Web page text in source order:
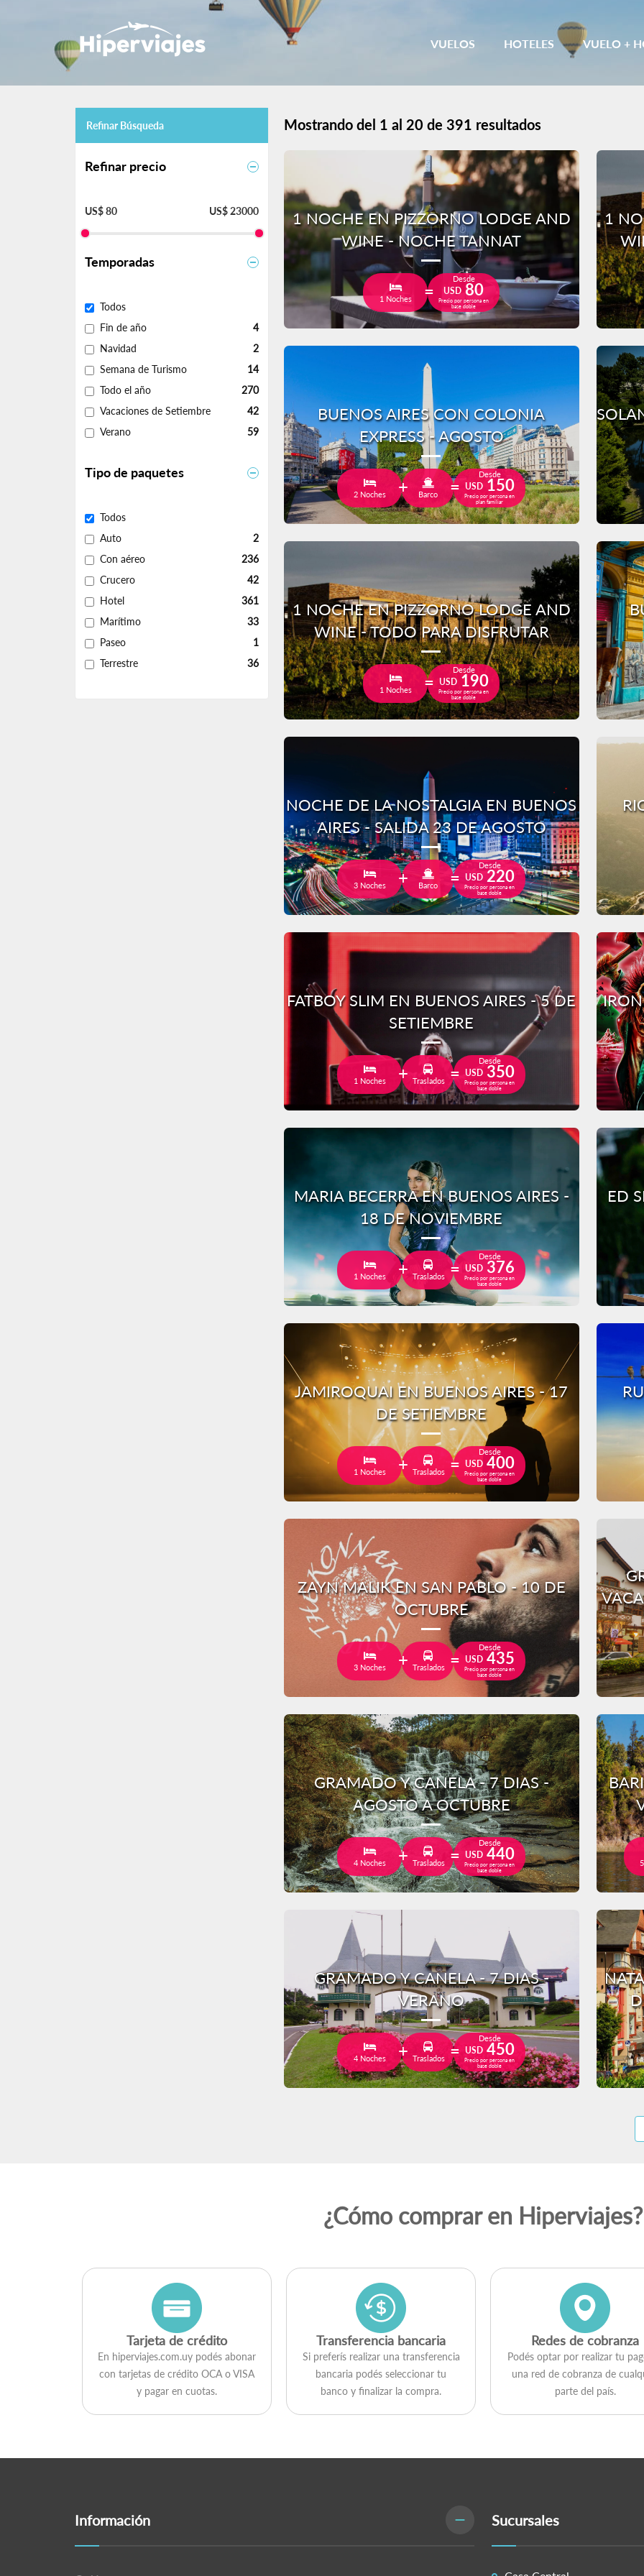
VUELOS HOTELES VUELO +
Refinar Búsqueda
Refinar precio
US$ 80 US$ 23000
Temporadas
Todos
Fin de año
4
Navidad
2
Semana de Turismo
14
Todo el año
270
Vacaciones de Setiembre
42
Verano
59
Tipo de paquetes
Todos
Auto
2
Con aéreo
236
Crucero
42
Hotel
361
Marítimo
33
Paseo
1
Terrestre
36
Mostrando del 1 al 20 de 391 resultados
1 NOCHE EN PIZZORNO LODGE AND
WINE - NOCHE TANNAT
1 Noches
Desde
USD 80
Precio por persona en
base doble
1
BUENOS AIRES CON COLONIA
EXPRESS - AGOSTO
2 Noches Barco
Desde
USD150
Precio por persona en
plan familiar
1 NOCHE EN PIZZORNO LODGE AND
WINE - TODO PARA DISFRUTAR
1 Noches
Desde
USD190
Precio por persona en
base doble
NOCHE DE LA NOSTALGIA EN BUENOS
AIRES - SALIDA 23 DE AGOSTO
3 Noches Barco
Desde
USD220
Precio por persona en
base doble
FATBOY SLIM EN BUENOS AIRES - 5 DE
SETIEMBRE
1 Noches Traslados
Desde
USD350
Precio por persona en
base doble
MARIA BECERRA EN BUENOS AIRES -
18 DE NOVIEMBRE
1 Noches Traslados
Desde
USD376
Precio por persona en
base doble
ED
JAMIROQUAI EN BUENOS AIRES - 17
DE SETIEMBRE
1 Noches Traslados
Desde
USD400
Precio por persona en
base doble
ZAYN MALIK EN SAN PABLO - 10 DE
OCTUBRE
3 Noches Traslados
Desde
USD435
Precio por persona en
base doble
GRAMADO Y CANELA - 7 DIAS -
AGOSTO A OCTUBRE
4 Noches Traslados
Desde
USD440
Precio por persona en
base doble
GRAMADO Y CANELA - 7 DIAS -
VERANO
4 Noches Traslados
Desde
USD450
Precio por persona en
base doble
¿Cómo comprar en Hiperviajes?
Tarjeta de crédito
En hiperviajes.com.uy podés abonar
con tarjetas de crédito OCA o VISA
y pagar en cuotas.
Transferencia bancaria
Si preferís realizar una transferencia
bancaria podés seleccionar tu
banco y finalizar la compra.
Redes de cobranza
Podés optar por realizar tu
una red de cobranza de
parte del país.
Información Sucursales